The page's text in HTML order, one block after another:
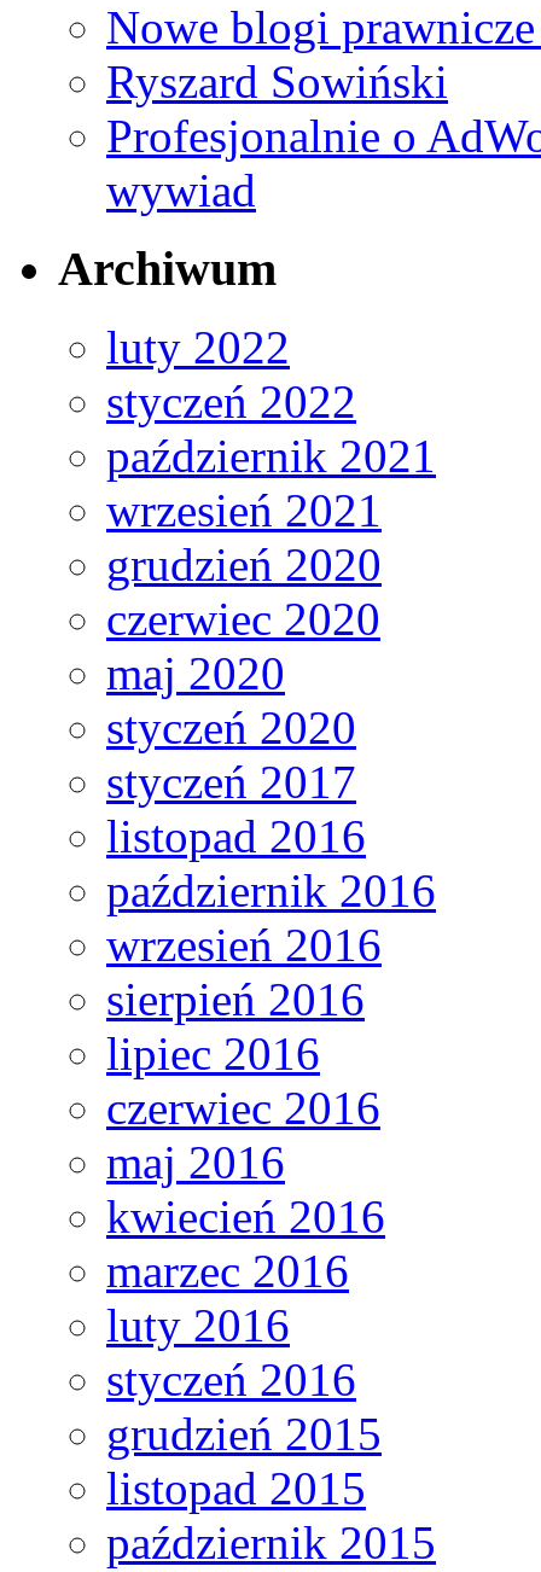
Nowe blogi
Ryszard Sowiński
Profesjonalnie o
wywiad
Archiwum
luty 2022
styczeń 2022
październik 2021
wrzesień 2021
grudzień 2020
czerwiec 2020
maj 2020
styczeń 2020
styczeń 2017
listopad 2016
październik 2016
wrzesień 2016
sierpień 2016
lipiec 2016
czerwiec 2016
maj 2016
kwiecień 2016
marzec 2016
luty 2016
styczeń 2016
grudzień 2015
listopad 2015
październik 2015